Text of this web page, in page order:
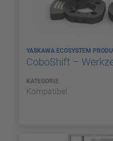
YASKAWA ECOSYSTEM
CoboShift –
KATEGORIE
Kompatibel